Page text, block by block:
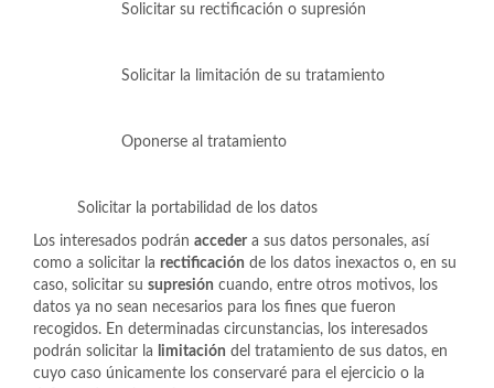
Solicitar su rectificación o supresión
Solicitar la limitación de su tratamiento
Oponerse al tratamiento
Solicitar la portabilidad de los datos
Los interesados podrán acceder a sus datos personales, así
como a solicitar la rectificación de los datos inexactos o, en su
caso, solicitar su supresión cuando, entre otros motivos, los
datos ya no sean necesarios para los fines que fueron
recogidos. En determinadas circunstancias, los interesados
podrán solicitar la
limitación del tratamiento de sus datos, en
cuyo caso únicamente los conservaré para el ejercicio o la